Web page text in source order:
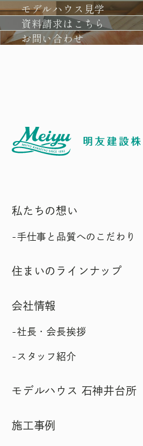
モデルハウス見学
資料請求はこちら
お問い合わせ
私たちの想い
手仕事と品質へのこだわり
住まいのラインナップ
会社情報
社長・会長挨拶
スタッフ紹介
モデルハウス 石神井台所
施工事例